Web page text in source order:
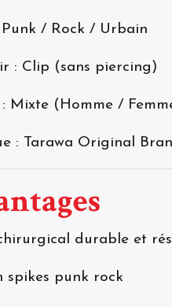
Punk / Rock / Urbain
: Clip (sans piercing)
: Mixte (Homme /
: Tarawa Original
durable et
spikes punk rock